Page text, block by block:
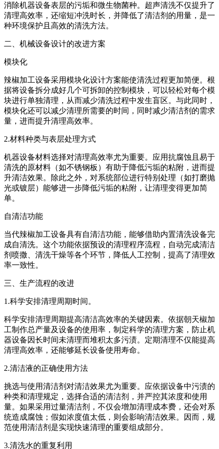
消除机器设备表层的污垢和微生物菌种。超声清洗不仅提升了
清理高效率，还缩短冲洗时长，并降低了清洁剂的用量，是一
种环境保护且高效的清洗方法。
二、机械设备设计的改进方案
模块化
辣椒加工设备采用模块化设计方案能使清洗过程更加简便。根
据将设备拆分成好几个可拆卸的控制模块，可以轻松对每个模
块进行单独清理，从而减少清洗过程中发生盲区。与此同时，
模块化还可以减少清理所需要的时间，同时减少清洁剂的需求
量，进而提升清理高效率。
2.材料种类与表层处理方式
机器设备材料选择对清理高效率尤为重要。应用抗腐蚀且易于
清洗的原材料（如不锈钢板）有助于降低污垢的粘附，进而提
升清洁效果。除此之外，对系统部位进行特别处理（如打磨抛
光或镀层）能够进一步降低污垢的粘附，让清理变得更加简
单。
自清洁功能
当代辣椒加工设备具有自清洁功能，能够借助内置清洗设备完
成自清洗。这个功能依据预设的清理程序流程，自动完成清洁
剂喷撒、清洗干燥等各个环节，降低人工控制，提高了清理效
率一致性。
三、生产流程的改进
1.科学安排清理周期时间。
科学安排清理周期提高清洁高效率的关键因素。依据朝天椒加
工制作总产量及设备的使用率，制定科学的清理方案，防止机
器设备因长时间未清理而堆积太多污渍。定期清理不仅能提高
清理高效率，还能够延长设备使用寿命。
2.清洁液的正确使用方法
挑选与使用清洁剂对清洁效果尤为重要。应依据设备中污渍的
种类和清理规定，选择合适的清洁剂，并严控其浓度和使用
量。如果采用过量清洁剂，不仅会增加清理成本费，还会对系
统造成腐蚀；假如浓度值太低，则会影响清洁效果。因而，规
范使用清洁剂是实现快速清理的重要组成部分。
3.清洗水的重复利用